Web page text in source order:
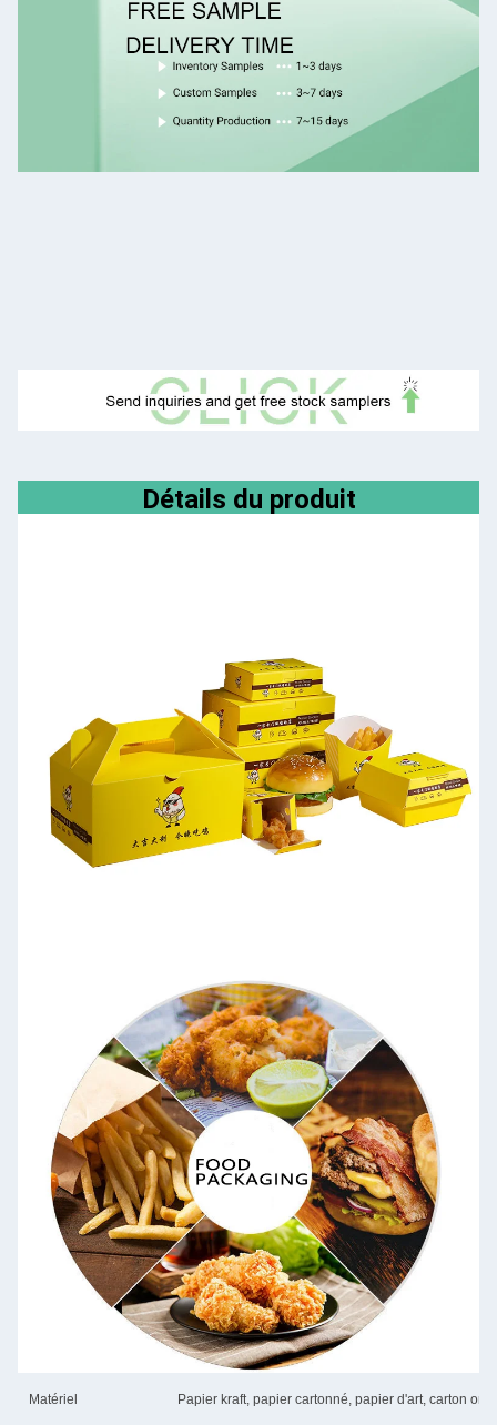
Détails du produit
Matériel Papier kraft, papier cartonné, papier d'art, carton